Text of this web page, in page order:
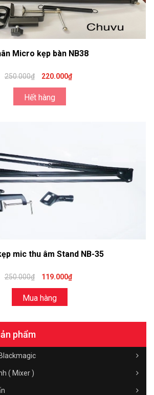
Micro kẹp bàn NB38
250.000₫ 220.000₫
Hết hàng
mic thu âm Stand NB-35
250.000₫ 119.000₫
Mua hàng
phẩm
( Mixer )